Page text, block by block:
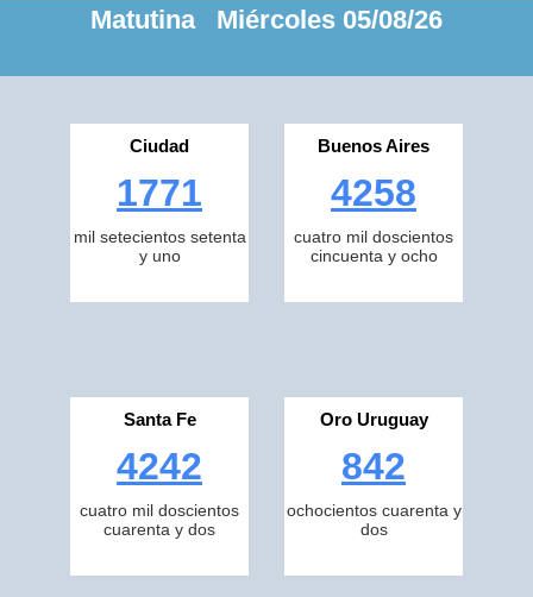
Matutina Miércoles 05/08/26
Ciudad
1771
mil setecientos setenta
y uno
Buenos Aires
4258
cuatro mil doscientos
cincuenta y ocho
Santa Fe
4242
cuatro mil doscientos
cuarenta y dos
Oro Uruguay
842
ochocientos cuarenta y
dos